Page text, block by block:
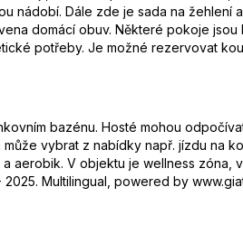
nádobí. Dále zde je sada na žehlení
domácí obuv. Některé pokoje
potřeby. Je možné rezervovat
bazénu. Hosté mohou
vybrat z nabídky např. jízdu na
V objektu je wellness zóna,
Multilingual, powered by